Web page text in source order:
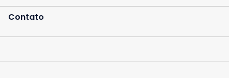
Contato